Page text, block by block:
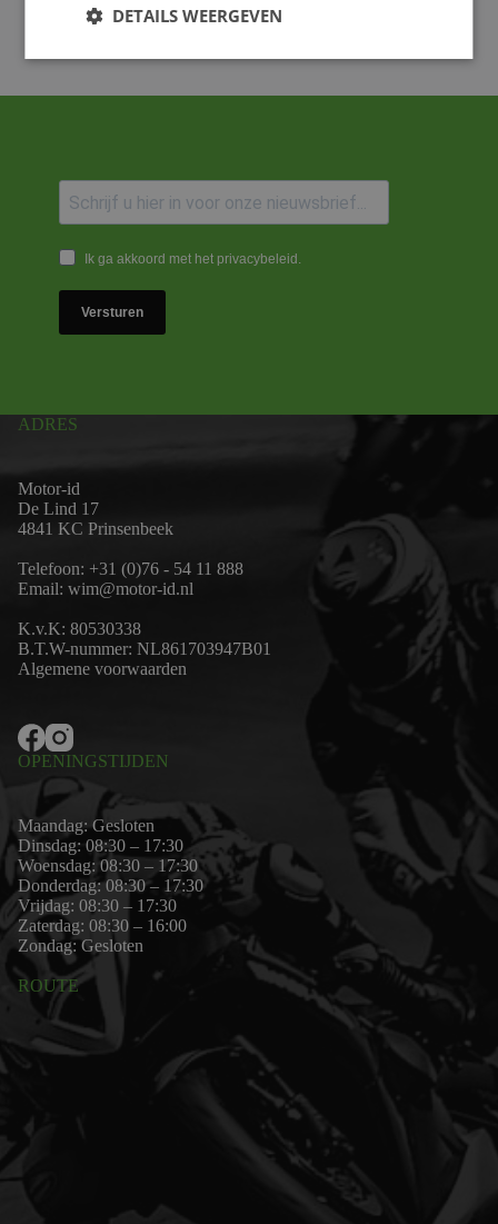
Ik ga akkoord met het privacybeleid.
Versturen
ADRES
Motor-id
De Lind 17
4841 KC Prinsenbeek
Telefoon: +31 (0)76 - 54 11 888
Email: wim@motor-id.nl
K.v.K: 80530338
B.T.W-nummer: NL861703947B01
Algemene voorwaarden
OPENINGSTIJDEN
Maandag: Gesloten
Dinsdag: 08:30 – 17:30
Woensdag: 08:30 – 17:30
Donderdag: 08:30 – 17:30
Vrijdag: 08:30 – 17:30
Zaterdag: 08:30 – 16:00
Zondag: Gesloten
ROUTE
DETAILS WEERGEVEN